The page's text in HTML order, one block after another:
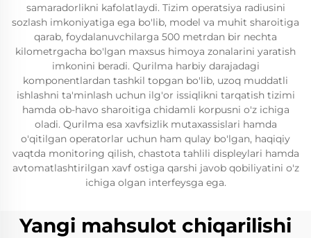
samaradorlikni kafolatlaydi. Tizim operatsiya radiusini
sozlash imkoniyatiga ega bo'lib, model va muhit sharoitiga
qarab, foydalanuvchilarga 500 metrdan bir nechta
kilometrgacha bo'lgan maxsus himoya zonalarini yaratish
imkonini beradi. Qurilma harbiy darajadagi
komponentlardan tashkil topgan bo'lib, uzoq muddatli
ishlashni ta'minlash uchun ilg'or issiqlikni tarqatish tizimi
hamda ob-havo sharoitiga chidamli korpusni o'z ichiga
oladi. Qurilma esa xavfsizlik mutaxassislari hamda
o'qitilgan operatorlar uchun ham qulay bo'lgan, haqiqiy
vaqtda monitoring qilish, chastota tahlili displeylari hamda
avtomatlashtirilgan xavf ostiga qarshi javob qobiliyatini o'z
ichiga olgan interfeysga ega.
Yangi mahsulot chiqarilishi